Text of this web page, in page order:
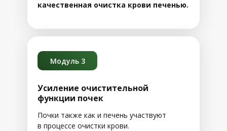
качественная очистка крови печенью.
Усиление очистительной
функции почек
Модуль 3
Почки также как и печень участвуют
в процессе очистки крови.